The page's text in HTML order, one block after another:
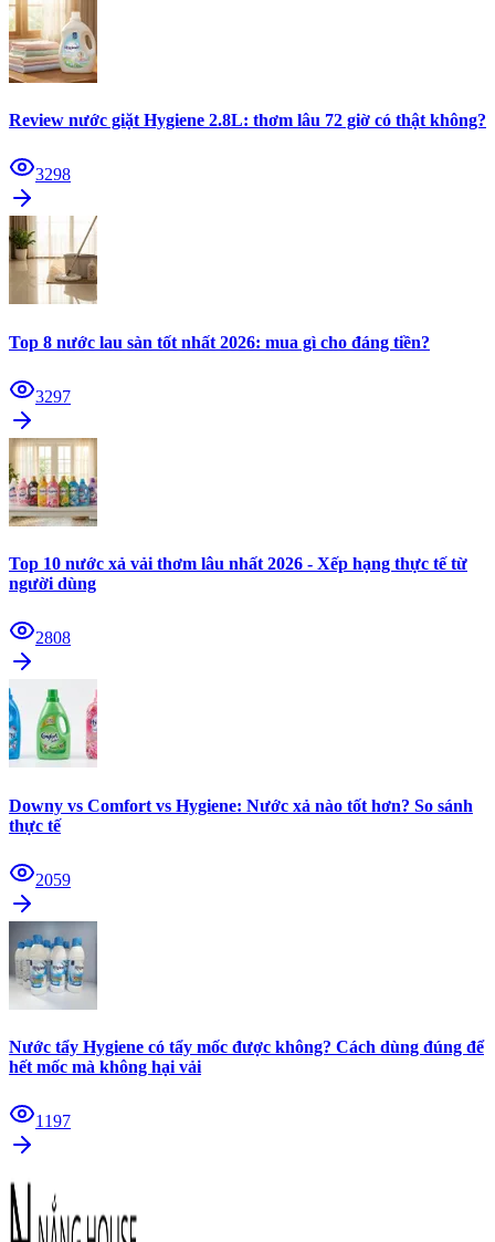
Review nước giặt Hygiene 2.8L: thơm lâu 72 giờ có thật không?
3298
Top 8 nước lau sàn tốt nhất 2026: mua gì cho đáng tiền?
3297
Top 10 nước xả vải thơm lâu nhất 2026 - Xếp hạng thực tế từ
người dùng
2808
Downy vs Comfort vs Hygiene: Nước xả nào tốt hơn? So sánh
thực tế
2059
Nước tẩy Hygiene có tẩy mốc được không? Cách dùng đúng để
hết mốc mà không hại vải
1197